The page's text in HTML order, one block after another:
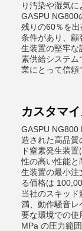
り汚染や湿気に
GASPU NG800
残りの60％を
条件があり、顧
生装置の堅牢な
素供給システム
業にとって信頼
カスタマ
GASPU NG800
造された高品質
ド窒素発生装
性の高い性能と
生装置の最小注
る価格は
当社のスキッ
満、動作騒音レ
要な環境での
MPa の圧力範